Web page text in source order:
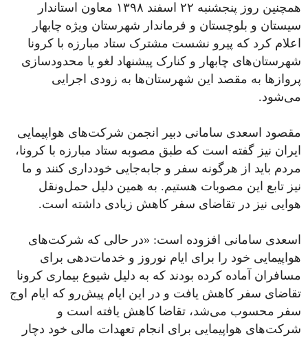
همچنین روز پنجشنبه ۲۲ اسفند ۱۳۹۸ معاون استاندار
سیستان و بلوچستان و فرماندار شهرستان ویژه چابهار
اعلام کرد که پیرو نشست مشترک ستاد مبارزه با کرونا
شهرستان‌های چابهار و کنارک پیشنهاد لغو یا محدودسازی
پروازها به مقصد این شهرستان‌ها به زودی اجرایی
می‌شود.
مقصود اسعدی سامانی دبیر انجمن شرکت‌های هواپیمایی
ایران نیز گفته است که طبق مصوبه ستاد مبارزه با کرونا،
مردم باید از هرگونه سفر و جابه‌جایی خودداری کنند و ما
نیز تابع این مصوبات هستیم. به همین دلیل حمل‌ونقل
هوایی نیز در تقاضای سفر کاهش زیادی داشته است.
اسعدی سامانی افزوده است: «در حالی که شرکت‌های
هواپیمایی خود را برای ایام نوروز و خدمات‌دهی برای
مسافران آماده کرده بودند که به دلیل شیوع بیماری کرونا
تقاضای سفر کاهش یافت و در این ایام پیش‌رو که ایام اوج
سفر محسوب می‌شد، تقاضا کاهش یافته است و
شرکت‌های هواپیمایی برای انجام تعهدات مالی خود دچار